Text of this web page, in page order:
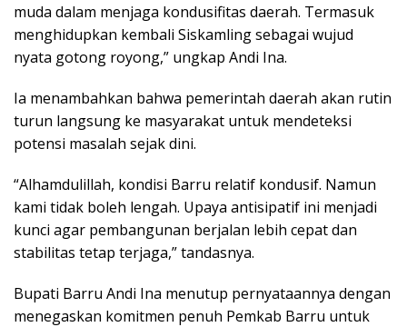
muda dalam menjaga kondusifitas daerah. Termasuk
menghidupkan kembali Siskamling sebagai wujud
nyata gotong royong,” ungkap Andi Ina.
Ia menambahkan bahwa pemerintah daerah akan rutin
turun langsung ke masyarakat untuk mendeteksi
potensi masalah sejak dini.
“Alhamdulillah, kondisi Barru relatif kondusif. Namun
kami tidak boleh lengah. Upaya antisipatif ini menjadi
kunci agar pembangunan berjalan lebih cepat dan
stabilitas tetap terjaga,” tandasnya.
Bupati Barru Andi Ina menutup pernyataannya dengan
menegaskan komitmen penuh Pemkab Barru untuk